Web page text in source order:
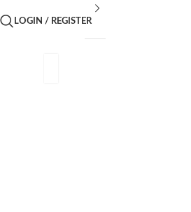
LOGIN / REGISTER